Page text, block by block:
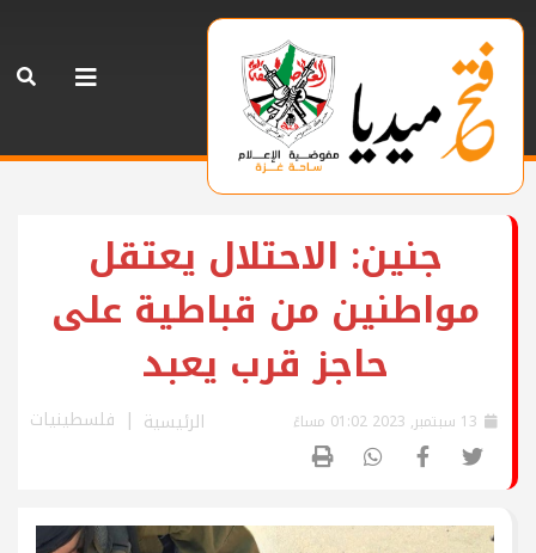
جنين: الاحتلال يعتقل
مواطنين من قباطية على
حاجز قرب يعبد
الرئيسية فلسطينيات